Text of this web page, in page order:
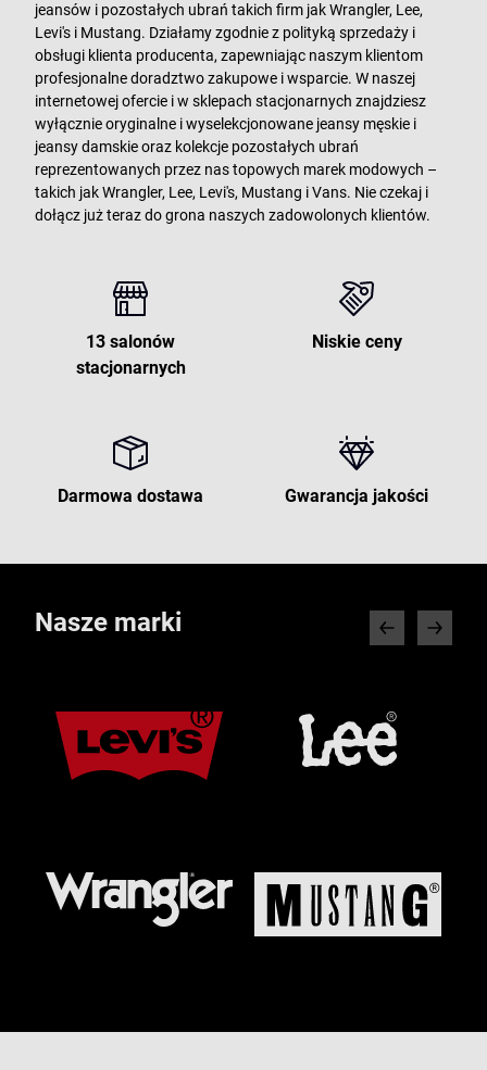
jeansów i pozostałych ubrań takich firm jak Wrangler, Lee,
Levi's i Mustang. Działamy zgodnie z polityką sprzedaży i
obsługi klienta producenta, zapewniając naszym klientom
profesjonalne doradztwo zakupowe i wsparcie. W naszej
internetowej ofercie i w sklepach stacjonarnych znajdziesz
wyłącznie oryginalne i wyselekcjonowane jeansy męskie i
jeansy damskie oraz kolekcje pozostałych ubrań
reprezentowanych przez nas topowych marek modowych –
takich jak Wrangler, Lee, Levi's, Mustang i Vans. Nie czekaj i
dołącz już teraz do grona naszych zadowolonych klientów.
13 salonów
stacjonarnych
Niskie ceny
Darmowa dostawa Gwarancja jakości
Nasze marki